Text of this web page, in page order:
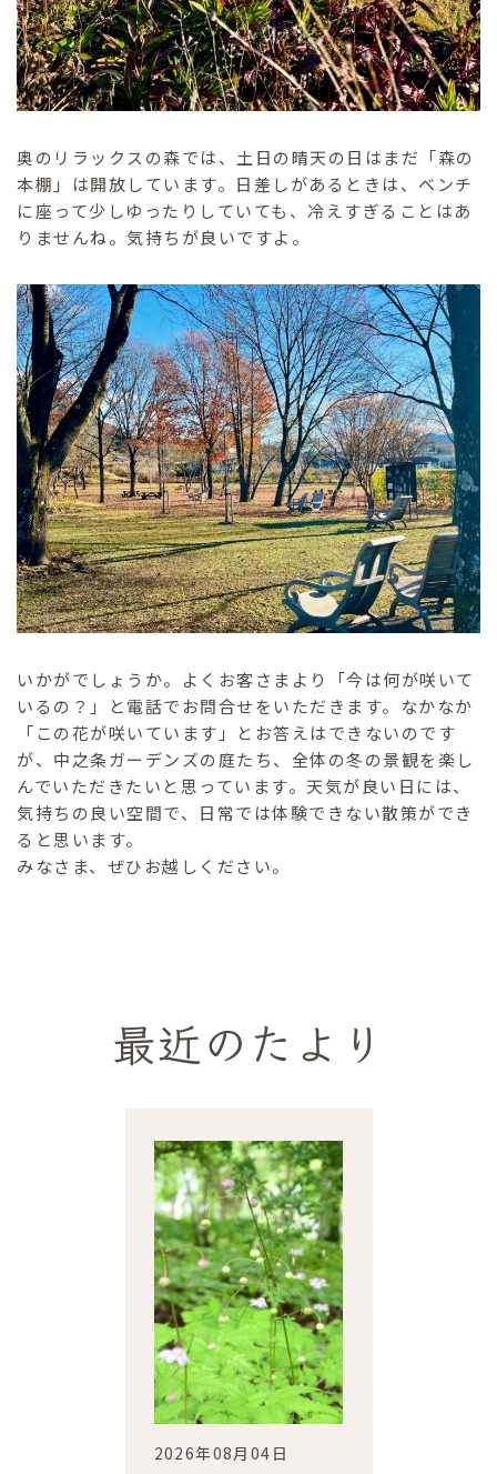
奥のリラックスの森では、土日の晴天の日はまだ「森の
本棚」は開放しています。日差しがあるときは、ベンチ
に座って少しゆったりしていても、冷えすぎることはあ
りませんね。気持ちが良いですよ。
いかがでしょうか。よくお客さまより「今は何が咲いて
いるの？」と電話でお問合せをいただきます。なかなか
「この花が咲いています」とお答えはできないのです
が、中之条ガーデンズの庭たち、全体の冬の景観を楽し
んでいただきたいと思っています。天気が良い日には、
気持ちの良い空間で、日常では体験できない散策ができ
ると思います。
みなさま、ぜひお越しください。
最近のたより
2026年08月04日